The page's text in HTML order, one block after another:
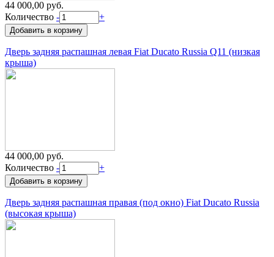
44 000,00 руб.
Количество - +
Дверь задняя распашная левая Fiat Ducato Russia Q11 (низкая
крыша)
44 000,00 руб.
Количество - +
Дверь задняя распашная правая (под окно) Fiat Ducato Russia
(высокая крыша)